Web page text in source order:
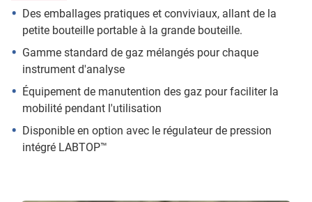
Des emballages pratiques et conviviaux, allant de la
petite bouteille portable à la grande bouteille.
Gamme standard de gaz mélangés pour chaque
instrument d'analyse
Équipement de manutention des gaz pour faciliter la
mobilité pendant l'utilisation
Disponible en option avec le régulateur de pression
intégré LABTOP™